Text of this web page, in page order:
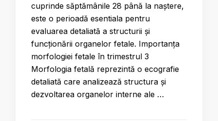
cuprinde săptămânile 28 până la naștere,
este o perioadă esentiala pentru
evaluarea detaliată a structurii și
funcționării organelor fetale. Importanța
morfologiei fetale în trimestrul 3
Morfologia fetală reprezintă o ecografie
detaliată care analizează structura și
dezvoltarea organelor interne ale …